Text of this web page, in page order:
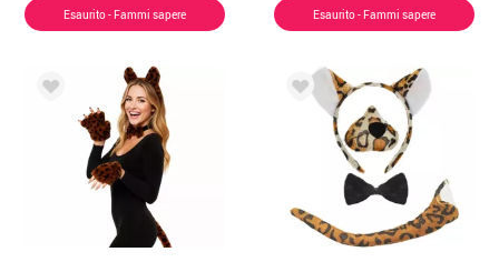
Esaurito - Fammi sapere Esaurito - Fammi sapere